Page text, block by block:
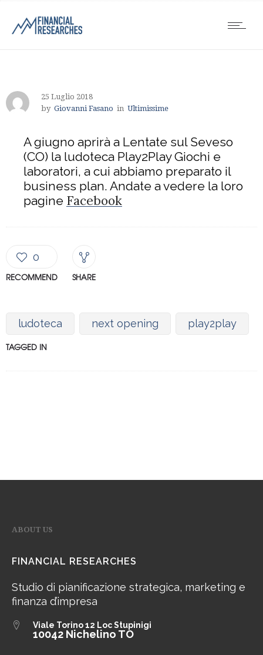
25 Luglio 2018
by Giovanni Fasano in Ultimissime
A giugno aprirà a Lentate sul Seveso
(CO) la ludoteca Play2Play Giochi e
laboratori, a cui abbiamo preparato il
business plan. Andate a vedere la loro
pagine Facebook
0
RECOMMEND SHARE
ludoteca next opening play2play
TAGGED IN
ABOUT US
FINANCIAL RESEARCHES
Studio di pianificazione strategica, marketing e
finanza d’impresa
Viale Torino 12 Loc Stupinigi
10042 Nichelino TO